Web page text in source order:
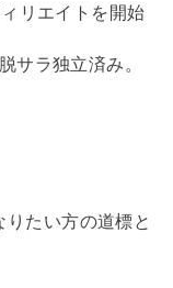
リエイトを開始
サラ独立済み。
たい方の道標と